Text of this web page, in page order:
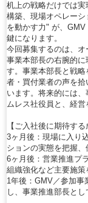
机上の戦略だけでは
構築、現場オペレー
を動かす力" が、
鍵になります。
今回募集するのは、オ
事業本部長の右腕的
す。事業本部長と戦
者・買付業者の声を
います。将来的には
ムレス社役員と、経営
【ご入社後に期待する
3ヶ月後：現場に入り
ションの実態を把握
6ヶ月後：営業推進プ
組織強化など主要施
1年後：GMV／参加
し、事業推進部長と